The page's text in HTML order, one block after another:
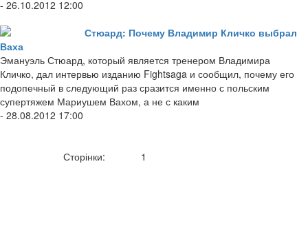
- 26.10.2012 12:00
Стюард: Почему Владимир Кличко выбрал
Ваха
Эмануэль Стюард, который является тренером Владимира
Кличко, дал интервью изданию Fightsaga и сообщил, почему его
подопечный в следующий раз сразится именно с польским
супертяжем Мариушем Вахом, а не с каким
- 28.08.2012 17:00
Сторінки: 1